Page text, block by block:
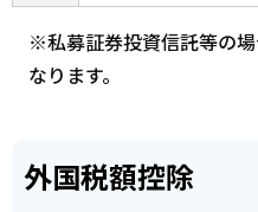
※私募証券投資信託等の
なります。
外国税額控除